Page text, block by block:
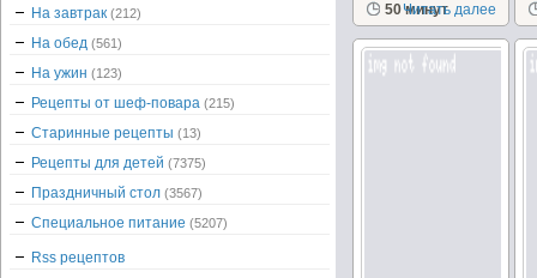
50 минут
Читать далее
На завтрак (212)
На обед (561)
На ужин (123)
Рецепты от шеф-повара (215)
Старинные рецепты (13)
Рецепты для детей (7375)
Праздничный стол (3567)
Специальное питание (5207)
Rss рецептов